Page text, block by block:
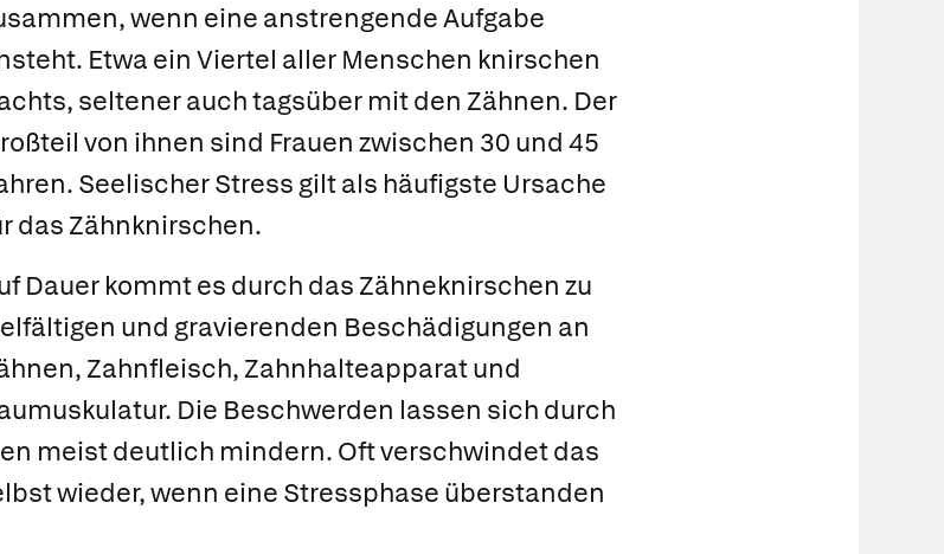
wenn eine anstrengende Aufgabe
Etwa ein Viertel aller Menschen knirschen
seltener auch tagsüber mit den Zähnen. Der
von ihnen sind Frauen zwischen 30 und 45
Seelischer Stress gilt als häufigste Ursache
das Zähnknirschen.
Dauer kommt es durch das Zähneknirschen zu
und gravierenden Beschädigungen an
Zahnfleisch, Zahnhalteapparat und
Die Beschwerden lassen sich durch
meist deutlich mindern. Oft verschwindet das
wieder, wenn eine Stressphase überstanden